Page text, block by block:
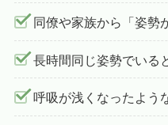
同僚や家族から「姿勢
長時間同じ姿勢でいる
呼吸が浅くなったよう